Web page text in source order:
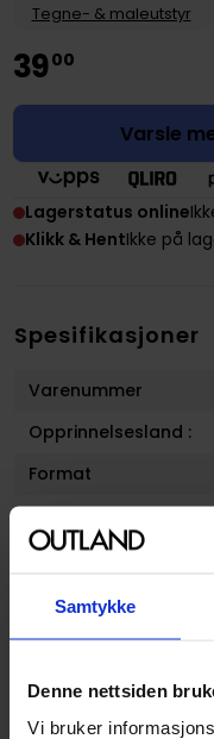
Samtykke
Denne nettsiden
Vi bruker
Tegne- & maleutstyr
3900
Varsle
Lagerstatus online
Klikk & HentIkke på
Spesifikasjoner
Varenummer
Opprinnelsesland :
Format
Serie
Forfatter
Publisher
Avansert Format